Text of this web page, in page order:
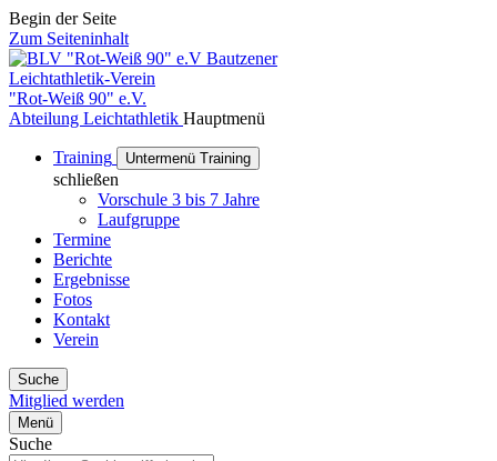
Begin der Seite
Zum Seiteninhalt
Bautzener
Leichtathletik-Verein
"Rot-Weiß 90" e.V.
Abteilung Leichtathletik Hauptmenü
Training Untermenü Training
schließen
Vorschule 3 bis 7 Jahre
Laufgruppe
Termine
Berichte
Ergebnisse
Fotos
Kontakt
Verein
Suche
Mitglied werden
Menü
Suche